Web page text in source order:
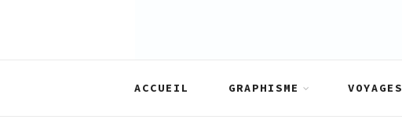
ACCUEIL GRAPHISME VOYAGES